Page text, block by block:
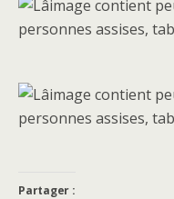
Partager :